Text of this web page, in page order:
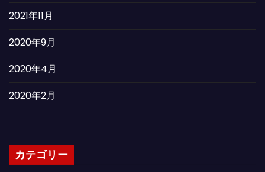
2021年11月
2020年9月
2020年4月
2020年2月
カテゴリー